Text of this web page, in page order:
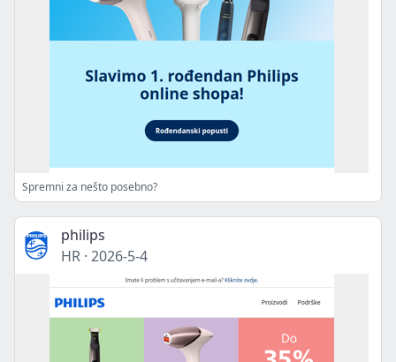
Spremni za nešto posebno?
philips
HR · 2026-5-4